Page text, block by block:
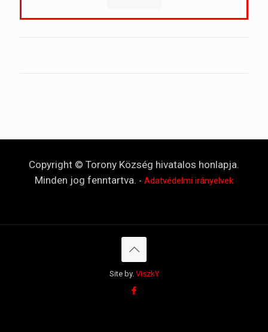
Copyright © Torony Község hivatalos honlapja.
Minden jog fenntartva. - Adatvédelmi irányelvek
Site by. ViszkY